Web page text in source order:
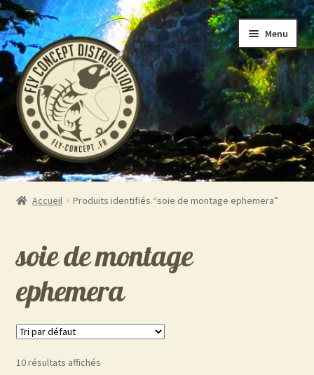
Aller
à
la
navigation
Aller
au
contenu
Menu
Accueil
A propos
Contact 06.19.39.19.88
Accueil Produits identifiés “soie de montage ephemera”
soie de montage
ephemera
10 résultats affichés